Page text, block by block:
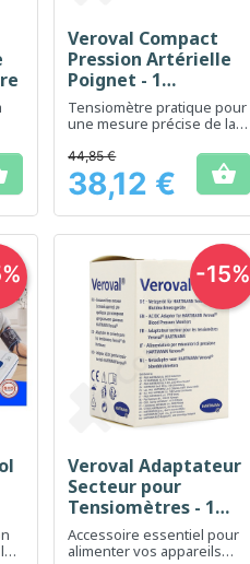
Aperçu rapide
Veroval Compact
Pression Artérielle
Poignet - 1
tensiomètre
Tensiomètre pratique pour
une mesure précise de la
poignet
Prix
44,85 €
38,12 € 
Aperçu rapide
Veroval Adaptateur
Secteur pour
Tensiomètres - 1
pièce
Accessoire essentiel pour
alimenter vos appareils
-15%